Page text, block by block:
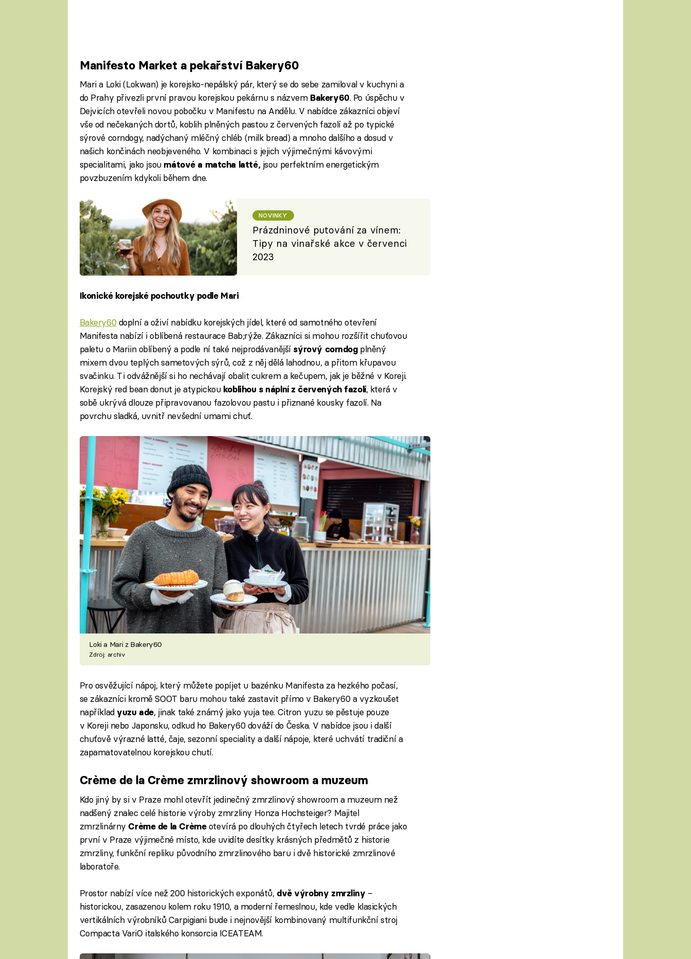
Manifesto Market a pekařství Bakery60
Mari a Loki (Lokwan) je korejsko-nepálský pár, který se do sebe zamiloval v kuchyni a
do Prahy přivezli první pravou korejskou pekárnu s názvem Bakery60. Po úspěchu v
Dejvicích otevřeli novou pobočku v Manifestu na Andělu. V nabídce zákazníci objeví
vše od nečekaných dortů, koblih plněných pastou z červených fazolí až po typické
sýrové corndogy, nadýchaný mléčný chléb (milk bread) a mnoho dalšího a dosud v
našich končinách neobjeveného. V kombinaci s jejich výjimečnými kávovými
specialitami, jako jsoumátové a matcha latté,jsou perfektním energetickým
povzbuzením kdykoli během dne.
NOVINKY
Prázdninové putování za vínem:
Tipy na vinařské akce v červenci
2023
Ikonické korejské pochoutky podle Mari
Bakery60 doplní a oživí nabídku korejských jídel, které od samotného otevření
Manifesta nabízí i oblíbená restaurace Bab;rýže. Zákazníci si mohou rozšířit chuťovou
paletu o Mariin oblíbený a podle ní také nejprodávanější sýrový corndogplněný
mixem dvou teplých sametových sýrů, což z něj dělá lahodnou, a přitom křupavou
svačinku. Ti odvážnější si ho nechávají obalit cukrem a kečupem, jak je běžné v Koreji.
Korejský red bean donut je atypickou koblihou s náplní z červených fazolí, která v
sobě ukrývá dlouze připravovanou fazolovou pastu i přiznané kousky fazolí. Na
povrchu sladká, uvnitř nevšední umami chuť.
Loki a Mari z Bakery60
Zdroj: archiv
Pro osvěžující nápoj, který můžete popíjet u bazénku Manifesta za hezkého počasí,
se zákazníci kromě SOOT baru mohou také zastavit přímo v Bakery60 a vyzkoušet
například yuzu ade, jinak také známý jako yuja tee. Citron yuzu se pěstuje pouze
v Koreji nebo Japonsku, odkud ho Bakery60 dováží do Česka. V nabídce jsou i další
chuťově výrazné latté, čaje, sezonní speciality a další nápoje, které uchvátí tradiční a
zapamatovatelnou korejskou chutí.
Crème de la Crème zmrzlinový showroom a muzeum
Kdo jiný by si v Praze mohl otevřít jedinečný zmrzlinový showroom a muzeum než
nadšený znalec celé historie výroby zmrzliny Honza Hochsteiger? Majitel
zmrzlinárny Crème de la Crèmeotevírá po dlouhých čtyřech letech tvrdé práce jako
první v Praze výjimečné místo, kde uvidíte desítky krásných předmětů z historie
zmrzliny, funkční repliku původního zmrzlinového baru i dvě historické zmrzlinové
laboratoře.
Prostor nabízí více než 200 historických exponátů, dvě výrobny zmrzliny –
historickou, zasazenou kolem roku 1910, a moderní řemeslnou, kde vedle klasických
vertikálních výrobníků Carpigiani bude i nejnovější kombinovaný multifunkční stroj
Compacta VariO italského konsorcia ICEATEAM.